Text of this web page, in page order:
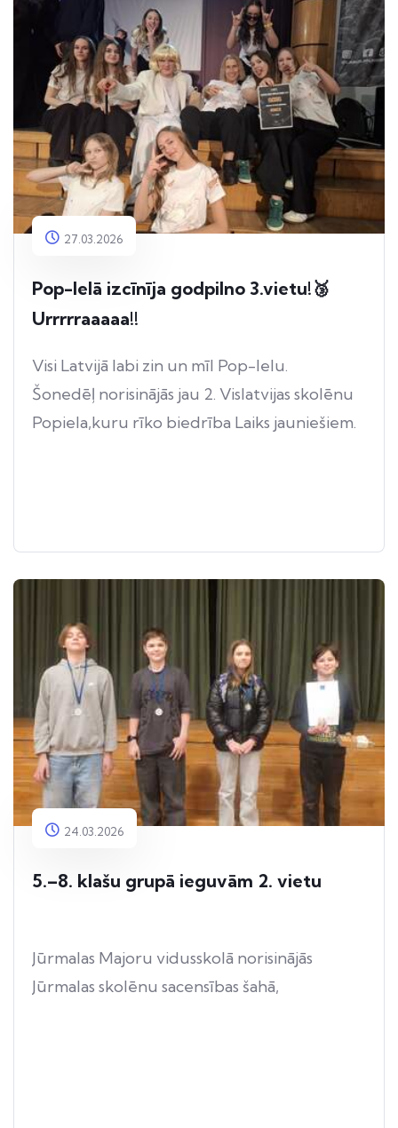
27.03.2026
Pop-Ielā izcīnīja godpilno 3.vietu!🥉
Urrrrraaaaa!!
Visi Latvijā labi zin un mīl Pop-Ielu.
Šonedēļ norisinājās jau 2. Vislatvijas skolēnu
Popiela,kuru rīko biedrība Laiks jauniešiem.
24.03.2026
5.–8. klašu grupā ieguvām 2. vietu
Jūrmalas Majoru vidusskolā norisinājās
Jūrmalas skolēnu sacensības šahā,